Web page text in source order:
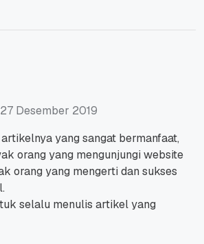
27 Desember 2019
yang sangat bermanfaat,
orang yang mengunjungi website
orang yang mengerti dan sukses
selalu menulis artikel yang